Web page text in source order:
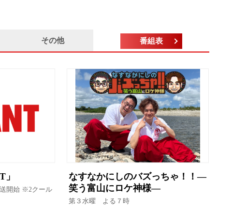
その他 番組表
開始 ※2クール
なすなかにしのバズっちゃ！！―
笑う富山にロケ神様―
第３水曜 よる７時